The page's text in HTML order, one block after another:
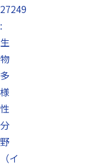
27249
:
生
物
多
様
性
分
野
（イ